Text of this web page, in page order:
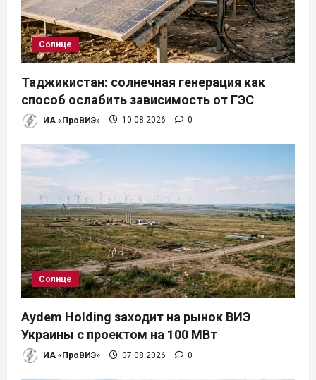
з
а
п
и
с
я
Солнце
Таджикистан: солнечная генерация как
способ ослабить зависимость от ГЭС
ИА «ПроВИЭ» 10.08.2026 0
Солнце
Aydem Holding заходит на рынок ВИЭ
Украины с проектом на 100 МВт
ИА «ПроВИЭ» 07.08.2026 0